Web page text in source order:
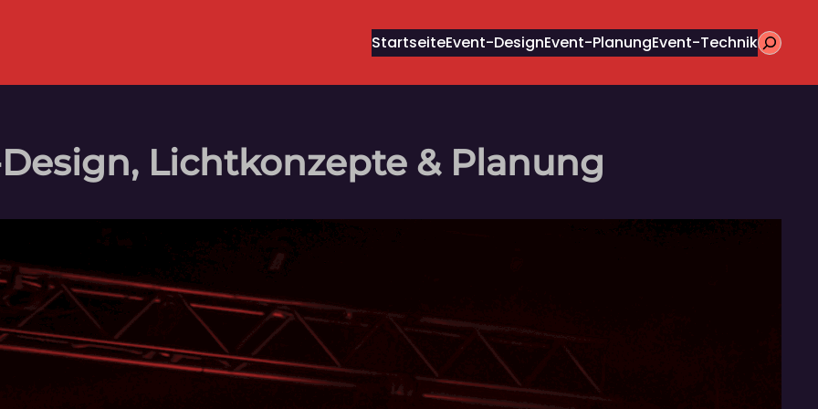
StartseiteEvent-DesignEvent-PlanungEvent-TechnikSuchen
Lichtkonzepte & Planung